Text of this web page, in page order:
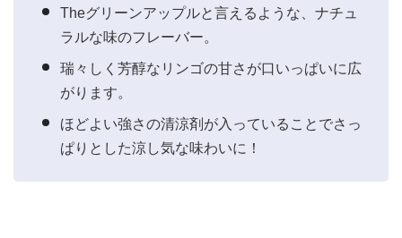
Theグリーンアップルと言えるような、ナチュ
ラルな味のフレーバー。
瑞々しく芳醇なリンゴの甘さが口いっぱいに広
がります。
ほどよい強さの清涼剤が入っていることでさっ
ぱりとした涼し気な味わいに！